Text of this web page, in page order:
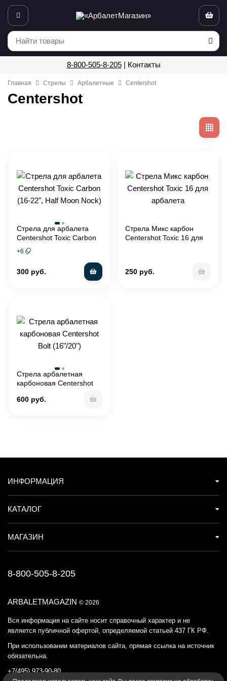
8-800-505-8-205| Контакты
Главная Стрелы Арбалетные Centershot
Centershot
Стрела для арбалета
Centershot Toxic Carbon
(16-22", Half Moon Nock)
+6
300 руб.
Стрела Микс карбон
Centershot Toxic 16 для
250 руб.
Стрела арбалетная
карбоновая Centershot
600 руб.
ARBALETMAGAZIN © 2026
Вся информация на сайте носит справочный характер и не
является публичной офертой, определяемой статьей 437 ГК РФ.
При использовании материалов сайта, прямая ссылка на источник
обязательна.
+7(495) 973-90-80
ИНФОРМАЦИЯ
КАТАЛОГ
МАГАЗИН
8-800-505-8-205